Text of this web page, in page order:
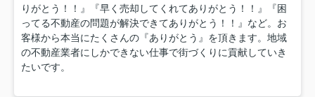
りがとう！！』『早く売却してくれてありがとう！！』『困
ってる不動産の問題が解決できてありがとう！！』など。お
客様から本当にたくさんの『ありがとう』を頂きます。地域
の不動産業者にしかできない仕事で街づくりに貢献していき
たいです。